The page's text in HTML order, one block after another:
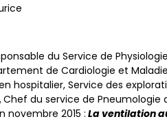
du Service de
de Cardiologie et
hospitalier, Service des
,Chef du service de Pneumologie
novembre 2015 :La ventilation